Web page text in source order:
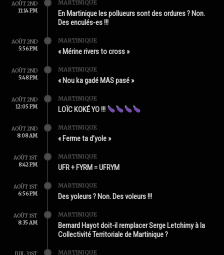
AOÛT 2ND
11:14 PM
MARTINIQUE
En Martinique les pollueurs sont des ordures ? Non.
Des enculés-es !!!
AOÛT 2ND
5:56 PM
MARTINIQUE
« Mérine rivers to cross »
AOÛT 2ND
5:48 PM
MARTINIQUE
« Nou ka gadé MAS pasé »
AOÛT 2ND
12:05 PM
MARTINIQUE
LOÏC KOKÉ YO !!!
AOÛT 2ND
8:08 AM
MARTINIQUE
« Ferme ta d’yole »
AOÛT 1ST
8:42 PM
MARTINIQUE
UFR + FYRM = UFRYM
AOÛT 1ST
6:56 PM
MARTINIQUE
Des yoleurs ? Non. Des voleurs !!!
AOÛT 1ST
8:35 AM
MARTINIQUE
Bernard Hayot doit-il remplacer Serge Letchimy à la
Collectivité Territoriale de Martinique ?
JUIL 31ST MARTINIQUE